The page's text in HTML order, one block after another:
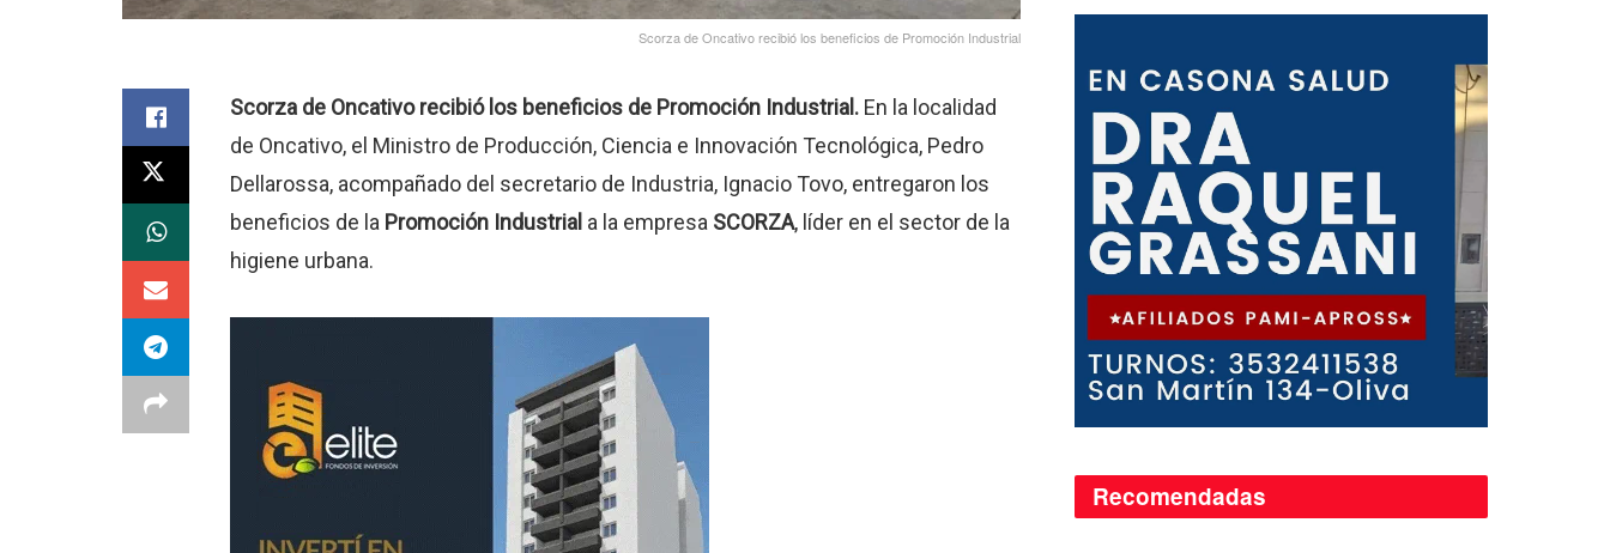
Scorza de Oncativo recibió los beneficios de Promoción Industrial
Scorza de Oncativo recibió los beneficios de Promoción Industrial. En la localidad
de Oncativo, el Ministro de Producción, Ciencia e Innovación Tecnológica, Pedro
Dellarossa, acompañado del secretario de Industria, Ignacio Tovo, entregaron los
beneficios de la Promoción Industrial a la empresa SCORZA, líder en el sector de la
higiene urbana.
Recomendadas